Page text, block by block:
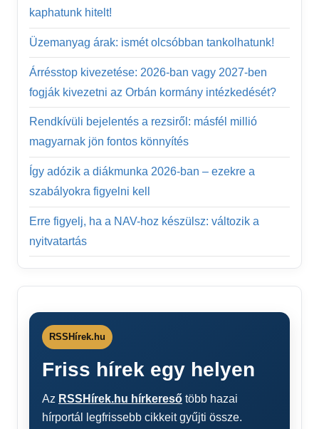
kaphatunk hitelt!
Üzemanyag árak: ismét olcsóbban tankolhatunk!
Árrésstop kivezetése: 2026-ban vagy 2027-ben
fogják kivezetni az Orbán kormány intézkedését?
Rendkívüli bejelentés a rezsiről: másfél millió
magyarnak jön fontos könnyítés
Így adózik a diákmunka 2026-ban – ezekre a
szabályokra figyelni kell
Erre figyelj, ha a NAV-hoz készülsz: változik a
nyitvatartás
RSSHírek.hu
Friss hírek egy helyen
Az RSSHírek.hu hírkereső több hazai
hírportál legfrissebb cikkeit gyűjti össze.